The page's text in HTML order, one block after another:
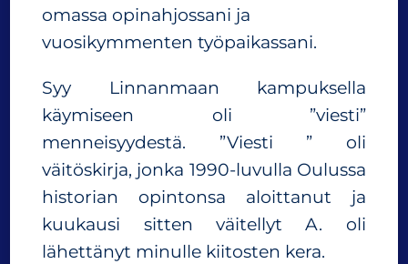
omassa opinahjossani ja
vuosikymmenten työpaikassani.
Syy Linnanmaan kampuksella
käymiseen oli ”viesti”
menneisyydestä. ”Viesti ” oli
väitöskirja, jonka 1990-luvulla Oulussa
historian opintonsa aloittanut ja
kuukausi sitten väitellyt A. oli
lähettänyt minulle kiitosten kera.